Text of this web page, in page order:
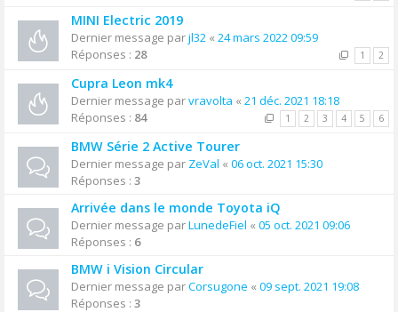
MINI Electric 2019
Dernier message parjl32 « 24 mars 2022 09:59
Réponses : 28 1 2
Cupra Leon mk4
Dernier message parvravolta « 21 déc. 2021 18:18
Réponses : 84 1 2 3 4 5 6
BMW Série 2 Active Tourer
Dernier message par ZeVal « 06 oct. 2021 15:30
Réponses : 3
Arrivée dans le monde Toyota iQ
Dernier message parLunedeFiel « 05 oct. 2021 09:06
Réponses : 6
BMW i Vision Circular
Dernier message parCorsugone « 09 sept. 2021 19:08
Réponses : 3